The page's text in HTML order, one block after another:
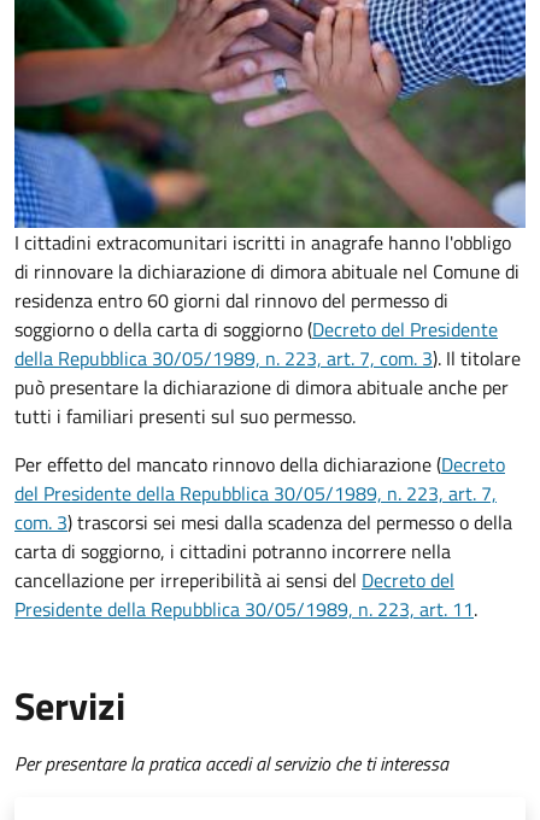
I cittadini extracomunitari iscritti in anagrafe hanno l'obbligo
di rinnovare la dichiarazione di dimora abituale nel Comune di
residenza entro 60 giorni dal rinnovo del permesso di
soggiorno o della carta di soggiorno (Decreto del Presidente
della Repubblica 30/05/1989, n. 223, art. 7, com. 3). Il titolare
può presentare la dichiarazione di dimora abituale anche per
tutti i familiari presenti sul suo permesso.
Per effetto del mancato rinnovo della dichiarazione (Decreto
del Presidente della Repubblica 30/05/1989, n. 223, art. 7,
com. 3) trascorsi sei mesi dalla scadenza del permesso o della
carta di soggiorno, i cittadini potranno incorrere nella
cancellazione per irreperibilità ai sensi del Decreto del
Presidente della Repubblica 30/05/1989, n. 223, art. 11.
Servizi
Per presentare la pratica accedi al servizio che ti interessa